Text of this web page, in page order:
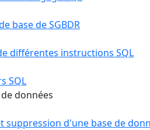
base de SGBDR
différentes instructions SQL
SQL
données
suppression d'une base de